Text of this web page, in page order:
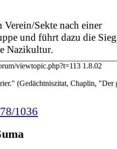
Verein/Sekte nach einer
und führt dazu die
Nazikultur.
viewtopic.php?t=113 1.8.02
(Gedächtniszitat, Chaplin, "Der
1036